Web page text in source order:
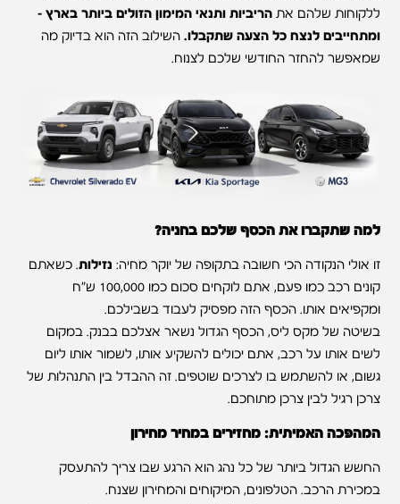
ללקוחות שלהם אתהריביות ותנאי המימון הזולים ביותר בארץ –
ומתחייבים לנצח כל הצעה שתקבלו. השילוב הזה הוא בדיוק מה
שמאפשר להחזר החודשי שלכם לצנוח.
למה שתקברו את הכסף שלכם בחניה?
זו אולי הנקודה הכי חשובה בתקופה של יוקר מחיה: נזילות. כשאתם
קונים רכב כמו פעם, אתם לוקחים סכום כמו 100,000 ש"ח
ומקפיאים אותו. הכסף הזה מפסיק לעבוד בשבילכם.
בשיטה של מקס ליס, הכסף הגדול נשאר אצלכם בבנק. במקום
לשים אותו על רכב, אתם יכולים להשקיע אותו, לשמור אותו ליום
גשום, או להשתמש בו לצרכים שוטפים. זה ההבדל בין התנהלות של
צרכן רגיל לבין צרכן מתוחכם.
המהפכה האמיתית: מחזירים במחיר מחירון
החשש הגדול ביותר של כל נהג הוא הרגע שבו צריך להתעסק
במכירת הרכב. הטלפונים, המיקוחים והמחירון שצנח.